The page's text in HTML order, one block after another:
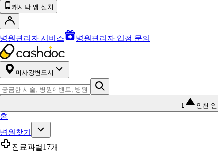
캐시닥 앱 설치
병원관리자 서비스 병원관리자 입점 문의
미사강변도시
1 인천
홈
병원찾기
진료과별17개